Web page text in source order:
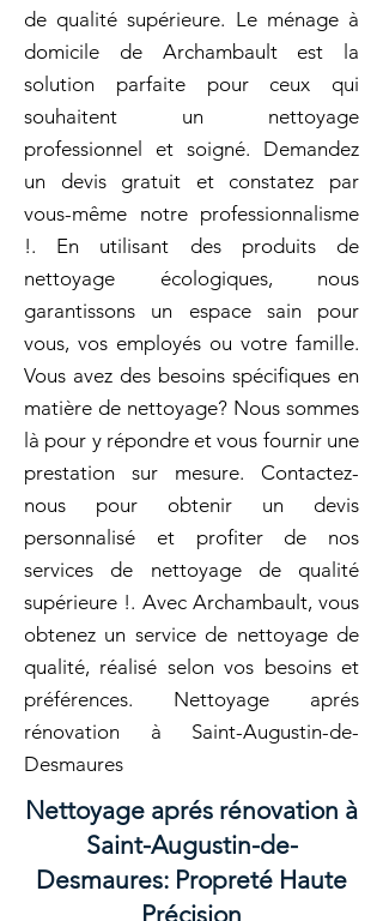
de qualité supérieure. Le ménage à
domicile de Archambault est la
solution parfaite pour ceux qui
souhaitent un nettoyage
professionnel et soigné. Demandez
un devis gratuit et constatez par
vous-même notre professionnalisme
!. En utilisant des produits de
nettoyage écologiques, nous
garantissons un espace sain pour
vous, vos employés ou votre famille.
Vous avez des besoins spécifiques en
matière de nettoyage? Nous sommes
là pour y répondre et vous fournir une
prestation sur mesure. Contactez-
nous pour obtenir un devis
personnalisé et profiter de nos
services de nettoyage de qualité
supérieure !. Avec Archambault, vous
obtenez un service de nettoyage de
qualité, réalisé selon vos besoins et
préférences. Nettoyage aprés
rénovation à Saint-Augustin-de-
Desmaures
Nettoyage aprés rénovation à
Saint-Augustin-de-
Desmaures: Propreté Haute
Précision